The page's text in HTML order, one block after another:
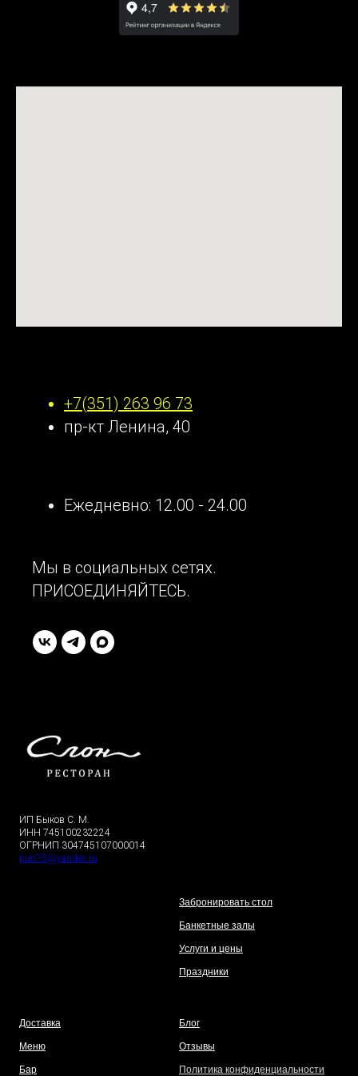
+7(351) 263 96 73
пр-кт Ленина, 40
Ежедневно: 12.00 - 24.00
Мы в социальных сетях.
ПРИСОЕДИНЯЙТЕСЬ.
ИП Быков С. М.
ИНН 745100232224
ОГРНИП 304745107000014
pun75@yandex.ru
Забронировать стол
Банкетные залы
Услуги и цены
Праздники
Доставка
Меню
Бар
Блог
Отзывы
Политика конфиденциальности